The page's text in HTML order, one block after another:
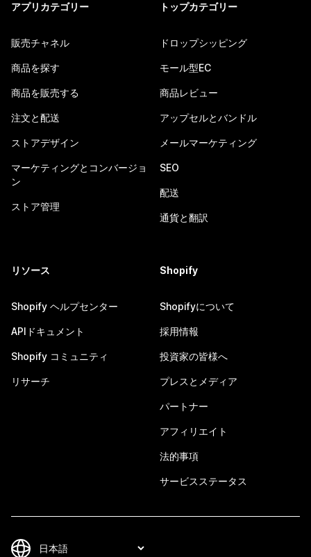
アプリカテゴリー
販売チャネル
商品を探す
商品を販売する
注文と配送
ストアデザイン
マーケティングとコンバージョ
ン
ストア管理
トップカテゴリー
ドロップシッピング
モール型EC
商品レビュー
アップセルとバンドル
メールマーケティング
SEO
配送
通貨と翻訳
リソース
Shopify ヘルプセンター
APIドキュメント
Shopify コミュニティ
リサーチ
Shopify
Shopifyについて
採用情報
投資家の皆様へ
プレスとメディア
パートナー
アフィリエイト
法的事項
サービスステータス